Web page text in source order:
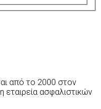
από το 2000 στον
ασφαλιστικών